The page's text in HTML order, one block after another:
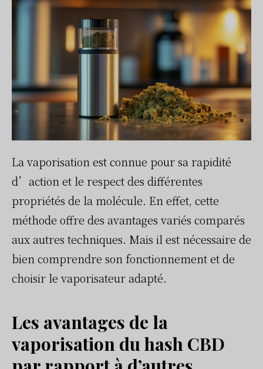
La vaporisation est connue pour sa rapidité
d’action et le respect des différentes
propriétés de la molécule. En effet, cette
méthode offre des avantages variés comparés
aux autres techniques. Mais il est nécessaire de
bien comprendre son fonctionnement et de
choisir le vaporisateur adapté.
Les avantages de la
vaporisation du hash CBD